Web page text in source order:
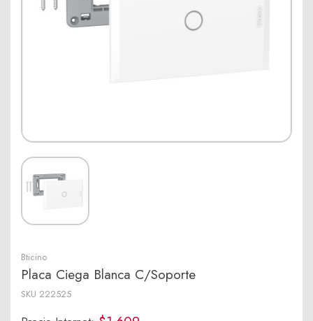
Bticino
Placa Ciega Blanca C/Soporte
SKU 222525